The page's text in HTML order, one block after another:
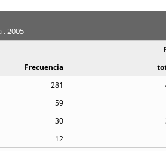
2005
Frecuencia
281
59
30
12